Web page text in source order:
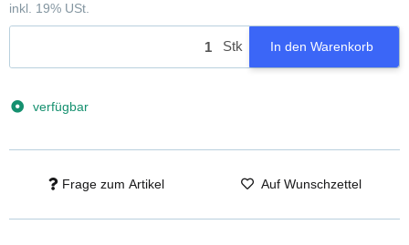
inkl. 19% USt.
Stk In den Warenkorb
verfügbar
Frage zum Artikel Auf Wunschzettel